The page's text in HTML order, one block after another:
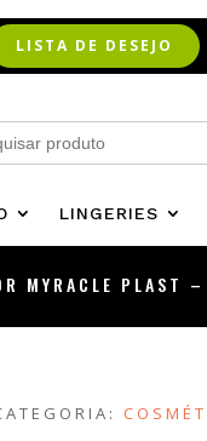
LISTA DE DESEJO
LINGERIES
MYRACLE PLAST